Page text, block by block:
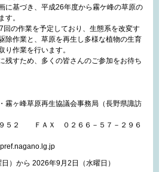
に基づき、平成26年度から霧ケ峰の草原の
す。
の作業を予定しており、生態系を改変す
除作業と、草原を再生し多様な植物の生育
り作業を行います。
残すため、多くの皆さんのご参加をお待ち
霧ヶ峰草原再生協議会事務局（長野県諏訪
５２ ＦＡＸ ０２６６－５７－２９６
）から 2026年9月2日（水曜日）